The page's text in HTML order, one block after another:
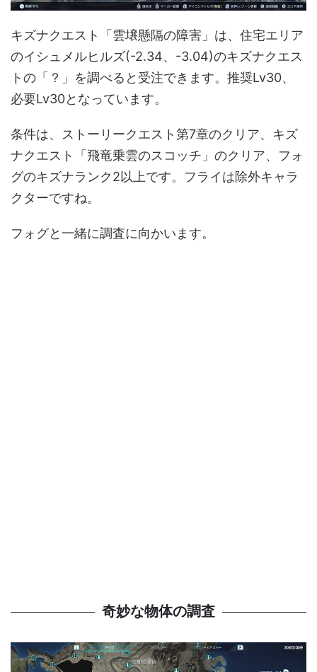
キズナクエスト「雲壌懸隔の障害」は、住宅エリア
のイシュメルヒルズ(-2.34、-3.04)のキズナクエス
トの「？」を調べると受注できます。推奨Lv30、
必要Lv30となっています。
条件は、ストーリークエスト第7章のクリア、キズ
ナクエスト「飛竜乗雲のスコッチ」のクリア、フォ
グのキズナランク2以上です。フライは除外キャラ
クターですね。
フォグと一緒に調査に向かいます。
奇妙な物体の調査